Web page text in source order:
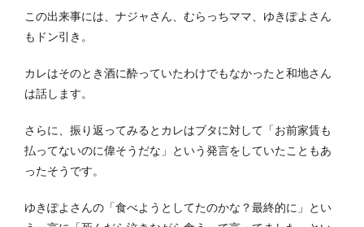
この出来事には、ナジャさん、むらっちママ、ゆきぽよさん
もドン引き。
カレはそのとき酒に酔っていたわけでもなかったと和地さん
は話します。
さらに、振り返ってみるとカレはブタに対して「お前家賃も
払ってないのに偉そうだな」という発言をしていたこともあ
ったそうです。
ゆきぽよさんの「食べようとしてたのかな？最終的に」とい